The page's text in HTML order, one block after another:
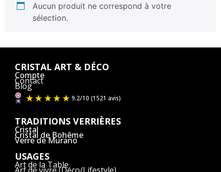
Aucun produit ne correspond à votre
sélection.
CRISTAL ART & DÉCO
Compte
Contact
Blog
TRADITIONS VERRIÈRES
Cristal
Cristal de Bohême
Verre de Murano
USAGES
Art de la Table